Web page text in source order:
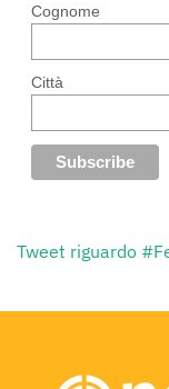
Cognome
Città
Tweet riguardo